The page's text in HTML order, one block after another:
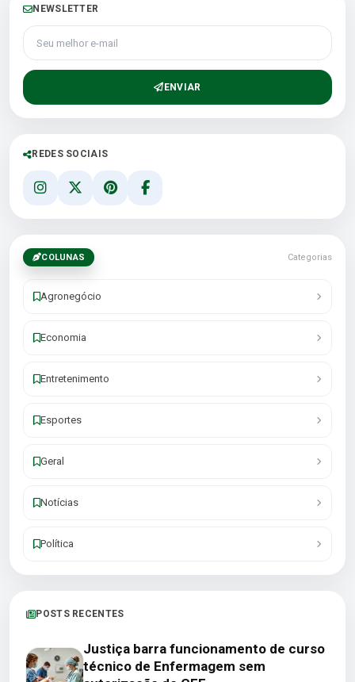
NEWSLETTER
Seu melhor e-mail
ENVIAR
REDES SOCIAIS
COLUNAS Categorias
Agronegócio
Economia
Entretenimento
Esportes
Geral
Notícias
Política
POSTS RECENTES
Justiça barra funcionamento de curso
técnico de Enfermagem sem